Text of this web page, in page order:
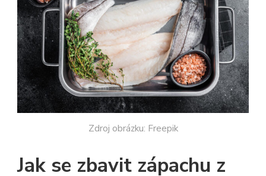
Zdroj obrázku: Freepik
Jak se zbavit zápachu z